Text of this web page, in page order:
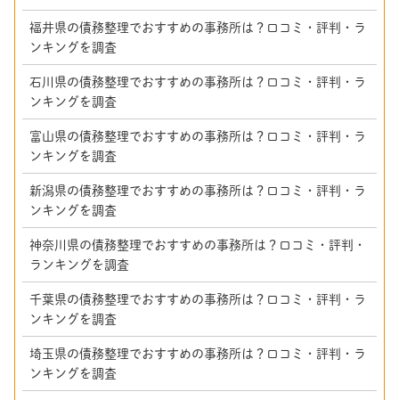
福井県の債務整理でおすすめの事務所は？口コミ・評判・ラ
ンキングを調査
石川県の債務整理でおすすめの事務所は？口コミ・評判・ラ
ンキングを調査
富山県の債務整理でおすすめの事務所は？口コミ・評判・ラ
ンキングを調査
新潟県の債務整理でおすすめの事務所は？口コミ・評判・ラ
ンキングを調査
神奈川県の債務整理でおすすめの事務所は？口コミ・評判・
ランキングを調査
千葉県の債務整理でおすすめの事務所は？口コミ・評判・ラ
ンキングを調査
埼玉県の債務整理でおすすめの事務所は？口コミ・評判・ラ
ンキングを調査